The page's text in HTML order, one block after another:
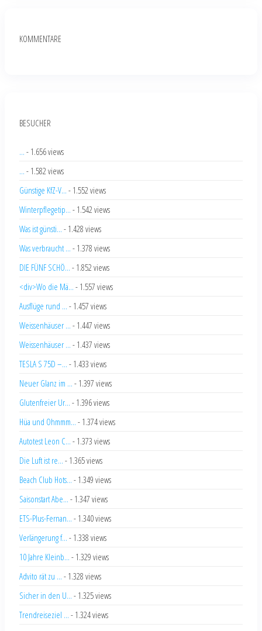
KOMMENTARE
BESUCHER
... - 1.656 views
... - 1.582 views
Günstige KfZ-V... - 1.552 views
Winterpflegetip... - 1.542 views
Was ist günsti... - 1.428 views
Was verbraucht ... - 1.378 views
DIE FÜNF SCHÖ... - 1.852 views
<div>Wo die Mä... - 1.557 views
Ausflüge rund ... - 1.457 views
Weissenhäuser ... - 1.447 views
Weissenhäuser ... - 1.437 views
TESLA S 75D –... - 1.433 views
Neuer Glanz im ... - 1.397 views
Glutenfreier Ur... - 1.396 views
Hüa und Ohmmm... - 1.374 views
Autotest Leon C... - 1.373 views
Die Luft ist re... - 1.365 views
Beach Club Hots... - 1.349 views
Saisonstart Abe... - 1.347 views
ETS-Plus-Fernan... - 1.340 views
Verlängerung f... - 1.338 views
10 Jahre Kleinb... - 1.329 views
Advito rät zu ... - 1.328 views
Sicher in den U... - 1.325 views
Trendreiseziel ... - 1.324 views